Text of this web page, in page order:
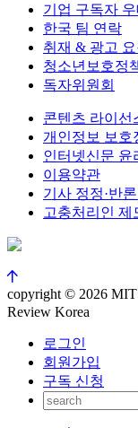
기업 구독자 우
한국 팀 연락
취재 & 광고 요
청소년보호정
독자위원회
콘텐츠 라이선
개인정보 보호
인터넷신문 윤
이용약관
기사 정정·반
고충처리인 제
copyright © 2026
Review Korea
로그인
회원가입
구독 신청